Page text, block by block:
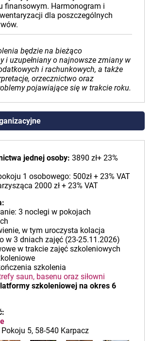
finansowym. Harmonogram i
dla poszczególnych
będzie na bieżąco
i uzupełniany o najnowsze zmiany w
i rachunkowych, a także
orzecznictwo oraz
pojawiające się w trakcie roku.
jednej osoby: 3890 zł+ 23%
1 osobowego: 500zł + 23% VAT
2000 zł + 23% VAT
3 noclegi w pokojach
w tym uroczysta kolacja
w 3 dniach zajęć (23-25.11.2026)
w trakcie zajęć szkoleniowych
szkolenia
saun, basenu oraz siłowni
szkoleniowej na okres 6
5, 58-540 Karpacz